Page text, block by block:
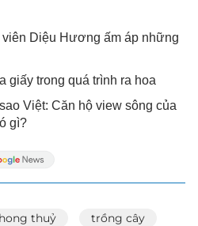
Diệu Hương ấm áp những
giấy trong quá trình ra hoa
Việt: Căn hộ view sông của
gì?
thuỷ trồng cây